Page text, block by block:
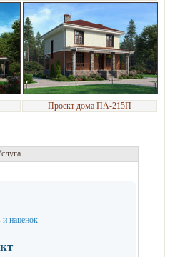
Проект дома ПА-215П
наценок